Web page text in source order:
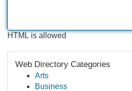
HTML is allowed
Web Directory Categories
Arts
Business